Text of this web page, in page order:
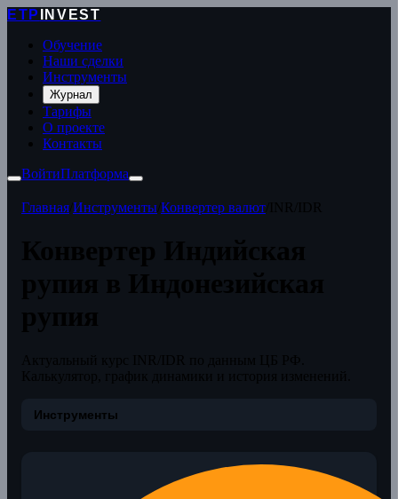
ETP
INVEST
Обучение
Наши сделки
Инструменты
Журнал
Тарифы
О проекте
Контакты
ВойтиПлатформа
Главная Инструменты Конвертер валют
Инструменты